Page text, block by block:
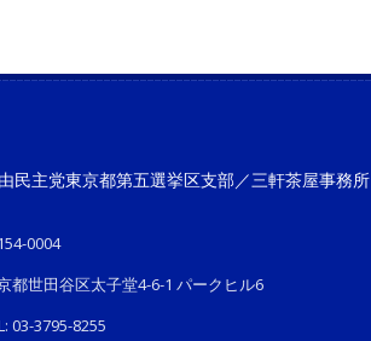
民主党東京都第五選挙区支部／三軒茶屋事務所
0004
都世田谷区太子堂4-6-1 パークヒル6
03-3795-8255